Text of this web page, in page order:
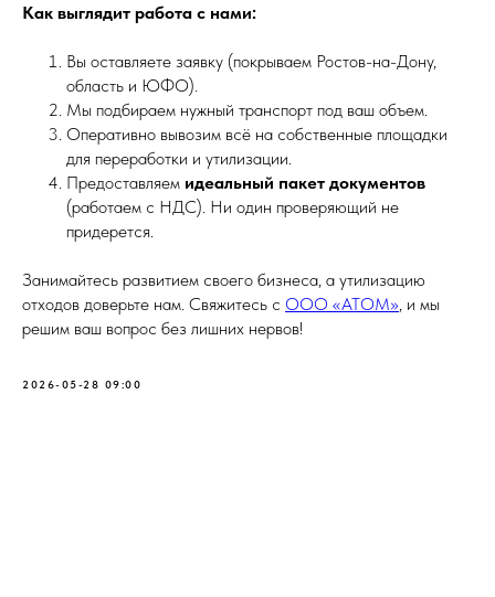
Как выглядит работа с нами:
Вы оставляете заявку (покрываем Ростов-на-Дону,
область и ЮФО).
Мы подбираем нужный транспорт под ваш объем.
Оперативно вывозим всё на собственные площадки
для переработки и утилизации.
Предоставляем идеальный пакет документов
(работаем с НДС). Ни один проверяющий не
придерется.
Занимайтесь развитием своего бизнеса, а утилизацию
отходов доверьте нам. Свяжитесь с ООО «АТОМ» , и мы
решим ваш вопрос без лишних нервов!
2026-05-28 09:00